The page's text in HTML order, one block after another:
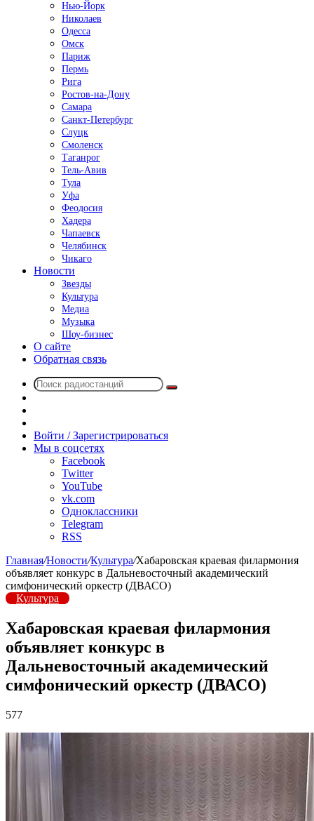
Нью-Йорк
Николаев
Одесса
Омск
Париж
Пермь
Рига
Ростов-на-Дону
Самара
Санкт-Петербург
Слуцк
Смоленск
Таганрог
Тель-Авив
Тула
Уфа
Феодосия
Хадера
Чапаевск
Челябинск
Чикаго
Новости
Звезды
Культура
Медиа
Музыка
Шоу-бизнес
О сайте
Обратная связь
Поиск
радио
Войти / Зарегистрироваться
Мы в соцсетях
Facebook
Twitter
YouTube
vk.com
Одноклассники
Telegram
RSS
Главная/Новости/Культура/Хабаровская краевая филармония
объявляет конкурс в Дальневосточный академический
симфонический оркестр (ДВАСО)
Культура
Хабаровская краевая филармония
объявляет конкурс в
Дальневосточный академический
симфонический оркестр (ДВАСО)
577